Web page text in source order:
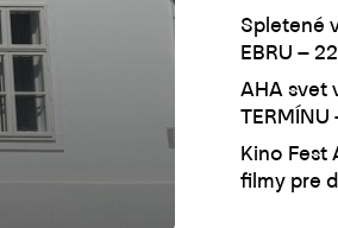
Spletené
EBRU –
AHA svet
Kino Fest
filmy pre